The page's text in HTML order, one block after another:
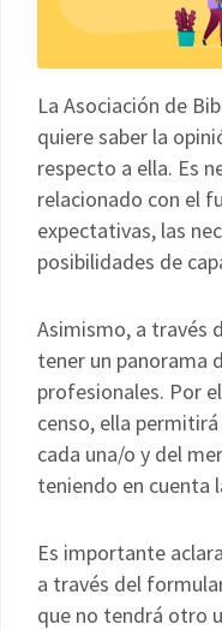
La Asociación de
quiere saber la
respecto a ella. Es
relacionado con el
expectativas, las
posibilidades de
Asimismo, a través
tener un panorama
profesionales. Por
censo, ella
cada una/o y del
teniendo en cuenta
Es importante
a través del
que no tendrá otro